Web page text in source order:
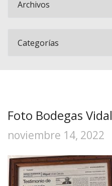
Foto Bodegas Vidal
noviembre 14, 2022